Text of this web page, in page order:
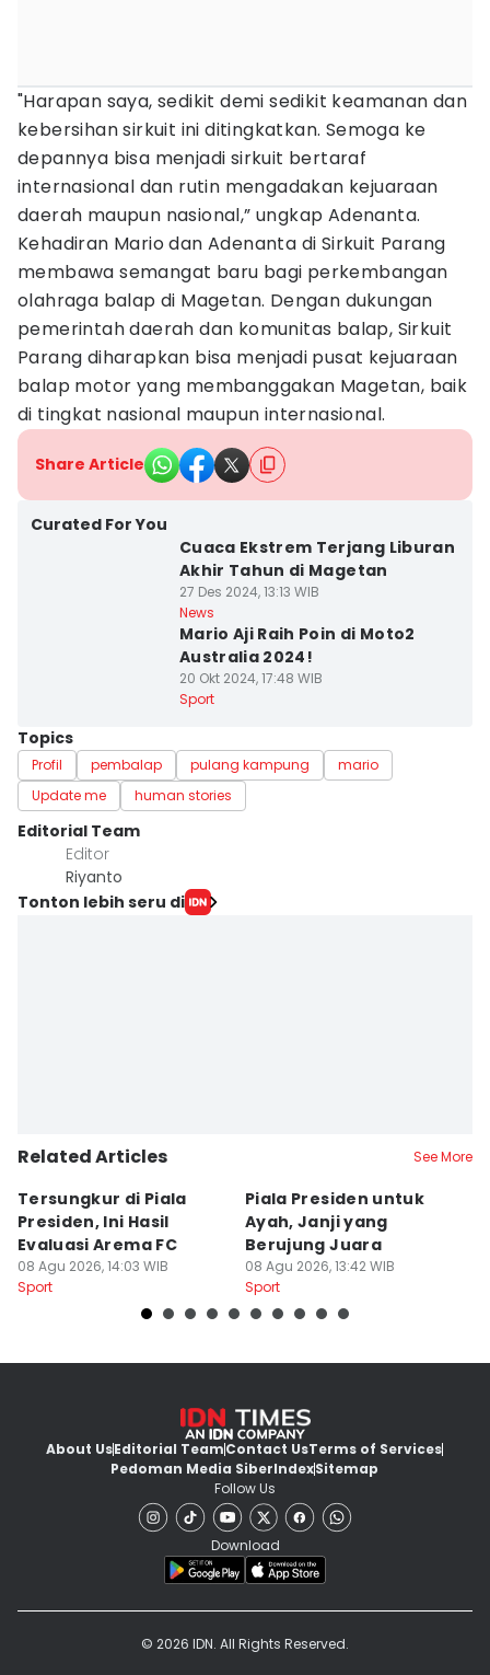
"Harapan saya, sedikit demi sedikit keamanan dan
kebersihan sirkuit ini ditingkatkan. Semoga ke
depannya bisa menjadi sirkuit bertaraf
internasional dan rutin mengadakan kejuaraan
daerah maupun nasional,” ungkap Adenanta.
Kehadiran Mario dan Adenanta di Sirkuit Parang
membawa semangat baru bagi perkembangan
olahraga balap di Magetan. Dengan dukungan
pemerintah daerah dan komunitas balap, Sirkuit
Parang diharapkan bisa menjadi pusat kejuaraan
balap motor yang membanggakan Magetan, baik
di tingkat nasional maupun internasional.
Share Article
Curated For You
Cuaca Ekstrem Terjang Liburan
Akhir Tahun di Magetan
27 Des 2024, 13:13 WIB
News
Mario Aji Raih Poin di Moto2
Australia 2024!
20 Okt 2024, 17:48 WIB
Sport
Topics
Profil pembalap pulang kampung
mario
Update me
human stories
Editorial Team
Editor
Riyanto
Tonton lebih seru di
Related Articles See More
Tersungkur di Piala
Presiden, Ini Hasil
Evaluasi Arema FC
08 Agu 2026, 14:03 WIB
Sport
Piala Presiden untuk
Ayah, Janji yang
Berujung Juara
08 Agu 2026, 13:42 WIB
Sport
About UsEditorial TeamContact UsTerms of Services
Pedoman Media SiberIndexSitemap
Follow Us
Download
© 2026 IDN. All Rights Reserved.